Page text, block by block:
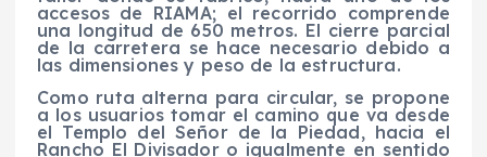
accesos de RIAMA; el recorrido comprende
una longitud de 650 metros. El cierre parcial
de la carretera se hace necesario debido a
las dimensiones y peso de la estructura.
Como ruta alterna para circular, se propone
a los usuarios tomar el camino que va desde
el Templo del Señor de la Piedad, hacia el
Rancho El Divisador o igualmente en sentido